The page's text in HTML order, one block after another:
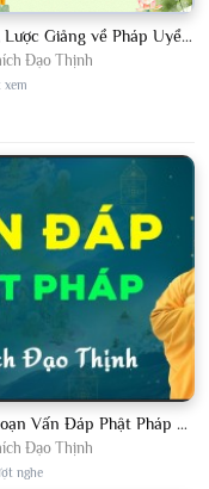
Tập 07, Lược Giảng về Pháp Uyển Châu Lâm, Chủ giảng TT Thích Đạo Thịnh
Đạo Thịnh
Trích Đoạn Vấn Đáp Phật Pháp 2022
Đạo Thịnh
nghe